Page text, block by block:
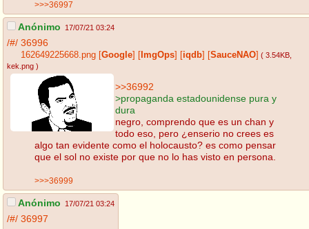
>>>36997
Anónimo 17/07/21 03:24
/#/ 36996
162649225668.png Google ImgOps iqdb SauceNAO ( 3.54KB
kek.png )
>>36992
>propaganda estadounidense pura y
dura
negro, comprendo que es un chan y
todo eso, pero ¿enserio no crees es
algo tan evidente como el holocausto? es como pensar
que el sol no existe por que no lo has visto en persona.
>>>36999
Anónimo 17/07/21 03:24
/#/ 36997